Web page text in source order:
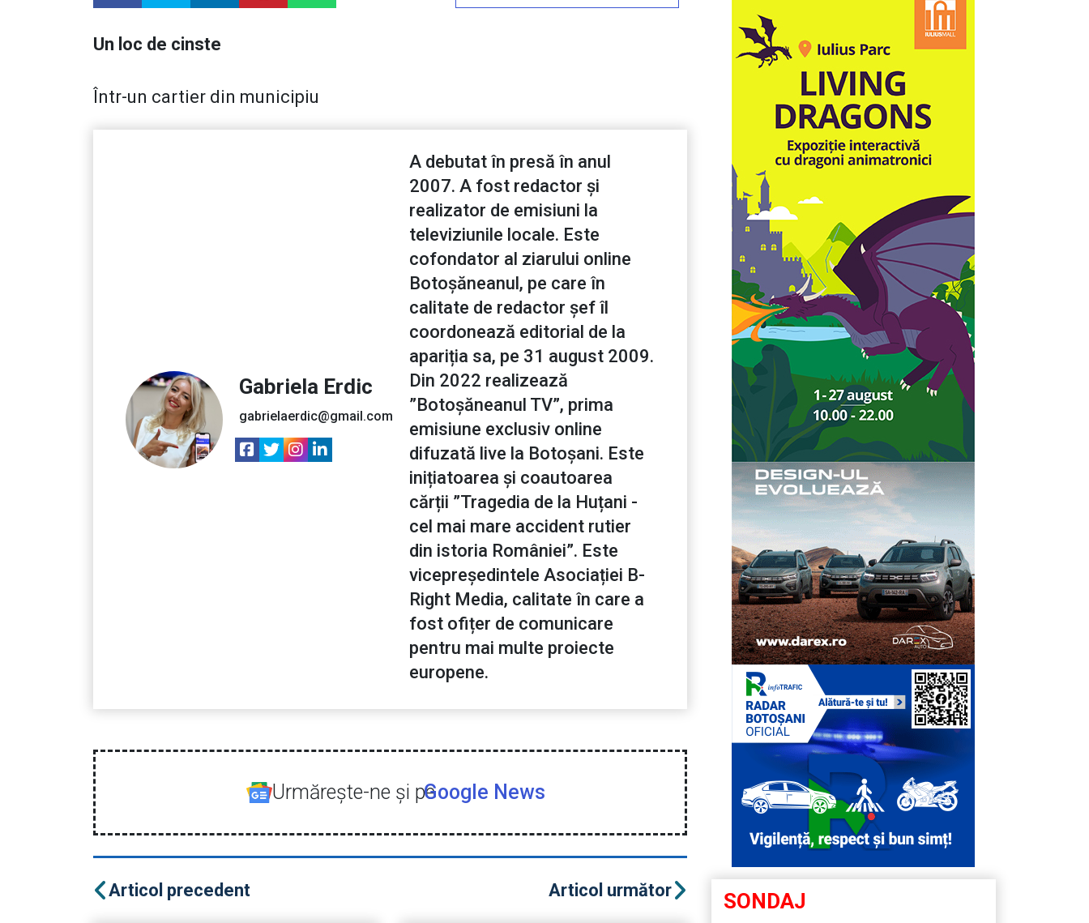
Un loc de cinste
Într-un cartier din municipiu
Gabriela Erdic
gabrielaerdic@gmail.com
A debutat în presă în anul
2007. A fost redactor și
realizator de emisiuni la
televiziunile locale. Este
cofondator al ziarului online
Botoșăneanul, pe care în
calitate de redactor șef îl
coordonează editorial de la
apariția sa, pe 31 august 2009.
Din 2022 realizează
”Botoșăneanul TV”, prima
emisiune exclusiv online
difuzată live la Botoșani. Este
inițiatoarea și coautoarea
cărții ”Tragedia de la Huțani -
cel mai mare accident rutier
din istoria României”. Este
vicepreședintele Asociației B-
Right Media, calitate în care a
fost ofițer de comunicare
pentru mai multe proiecte
europene.
Urmăreşte-ne şi peGoogle News
Articol precedent Articol următor SONDAJ